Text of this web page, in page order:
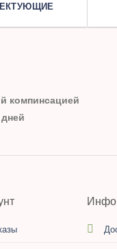
компинсацией